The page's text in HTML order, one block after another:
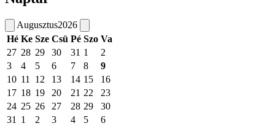
Augusztus2026
Hé Ke Sze Csü Pé Szo Va
27 28 29 30 31 1
2
3
4 5 6 7 8
9
10 11 12 13 14 15
16
17 18 19 20 21 22
23
24 25 26 27 28 29
30
31
1 2 3 4 5 6